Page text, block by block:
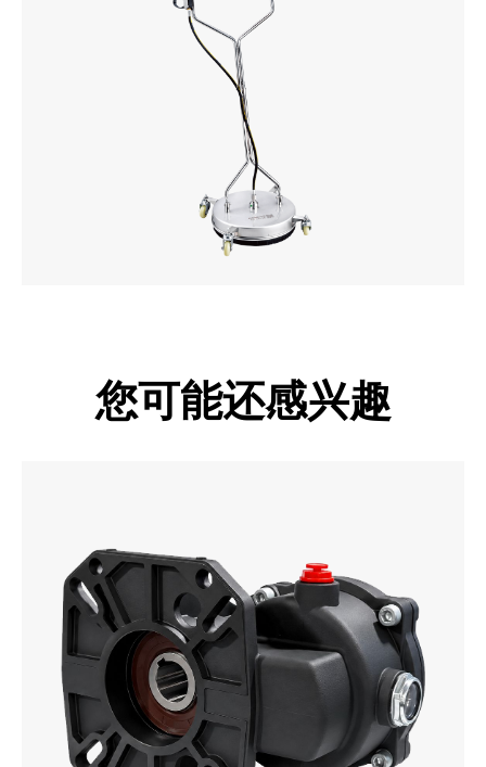
您可能还感兴趣